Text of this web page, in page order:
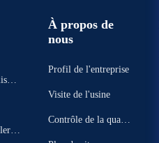
d
À propos de
nous
Profil de l'entreprise
Visite de l'usine
Contrôle de la qualit